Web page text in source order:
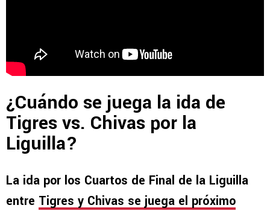
¿Cuándo se juega la ida de
Tigres vs. Chivas por la
Liguilla?
La ida por los Cuartos de Final de la Liguilla
entre Tigres y Chivas se juega el próximo